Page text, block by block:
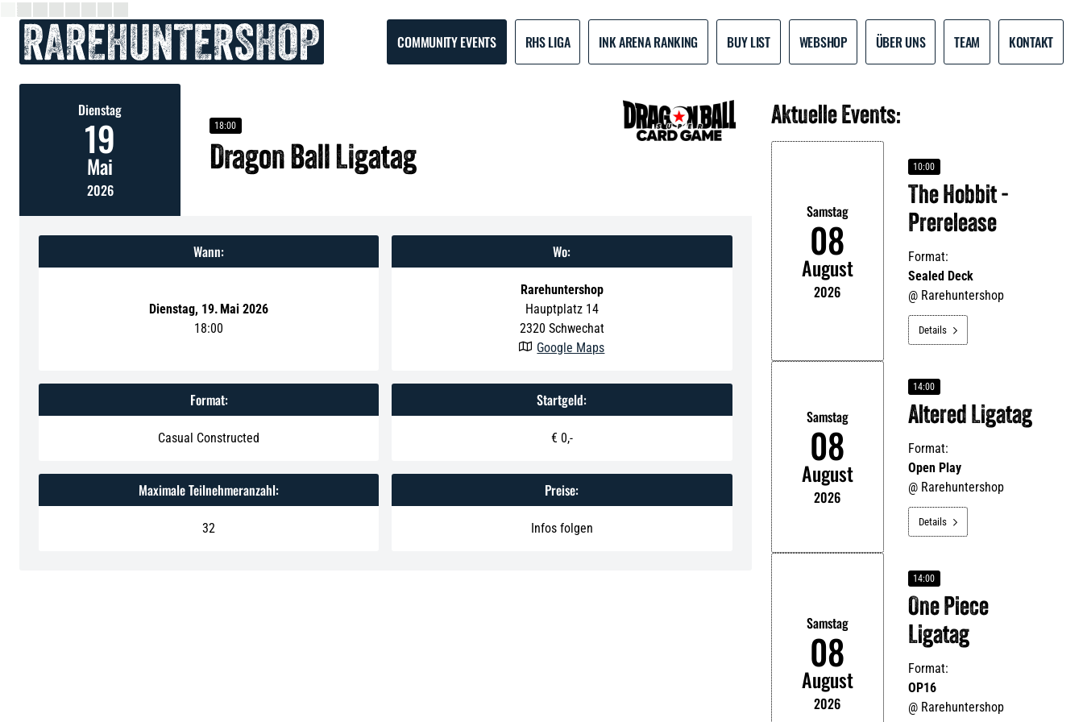
COMMUNITY EVENTS RHS LIGA INK ARENA RANKING BUY LIST WEBSHOP ÜBER UNS TEAM KONTAKT
Dienstag
19
Mai
2026
18:00
Dragon Ball Ligatag
Wann:
Dienstag, 19. Mai 2026
18:00
Wo:
Rarehuntershop
Hauptplatz 14
2320 Schwechat
 Google Maps
Format:
Casual Constructed
Startgeld:
€ 0,-
Maximale Teilnehmeranzahl:
32
Preise:
Infos folgen
Aktuelle Events:
Samstag
08
August
2026
10:00
The Hobbit -
Prerelease
Format:
Sealed Deck
@ Rarehuntershop
Details 
Samstag
08
August
2026
14:00
Altered Ligatag
Format:
Open Play
@ Rarehuntershop
Details 
Samstag
08
August
2026
14:00
One Piece
Ligatag
Format:
OP16
@ Rarehuntershop